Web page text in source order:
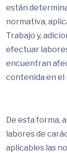
están
normativa,
Trabajo y,
efectuar
encuentran
contenida en el
De esta forma,
labores de
aplicables las